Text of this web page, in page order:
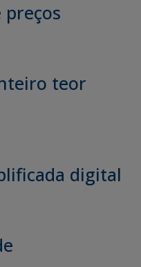
teor
digital